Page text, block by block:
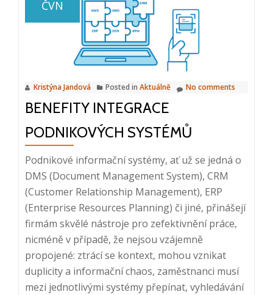
compliance,
QMS,
11.
12.
10:00
–
10:20
ČVN
Kristýna Jandová Posted in Aktuálně No comments
BENEFITY INTEGRACE
PODNIKOVÝCH SYSTÉMŮ
Podnikové informační systémy, ať už se jedná o
DMS (Document Management System), CRM
(Customer Relationship Management), ERP
(Enterprise Resources Planning) či jiné, přinášejí
firmám skvělé nástroje pro zefektivnění práce,
nicméně v případě, že nejsou vzájemně
propojené: ztrácí se kontext, mohou vznikat
duplicity a informační chaos, zaměstnanci musí
mezi jednotlivými systémy přepínat, vyhledávání